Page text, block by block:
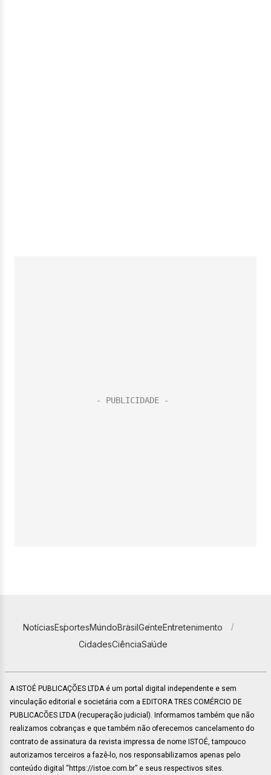
NotíciasEsportesMundoBrasilGenteEntretenimento
CidadesCiênciaSaúde
A ISTOÉ PUBLICAÇÕES LTDA é um portal digital independente e sem
vinculação editorial e societária com a EDITORA TRES COMÉRCIO DE
PUBLICACÕES LTDA (recuperação judicial). Informamos também que não
realizamos cobranças e que também não oferecemos cancelamento do
contrato de assinatura da revista impressa de nome ISTOÉ, tampouco
autorizamos terceiros a fazê-lo, nos responsabilizamos apenas pelo
conteúdo digital “https://istoe.com.br” e seus respectivos sites.